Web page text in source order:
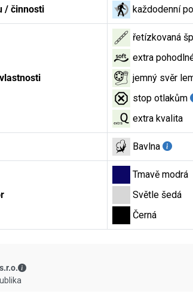
/ činnosti každodenní
řetízkovaná
extra
jemný svěr
stop otlakům
extra kvalita
Bavlna
Tmavě modrá
Světle šedá
Černá
Fuski BOMA s.r.o. - Kontaktní údaje